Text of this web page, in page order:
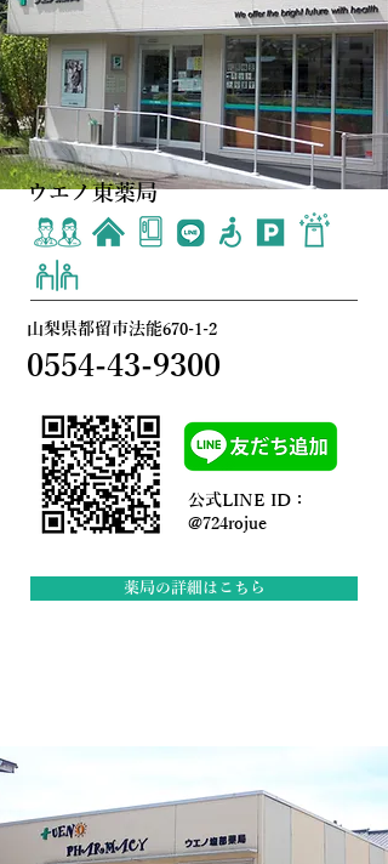
ウエノ東薬局
山梨県都留市法能670-1-2
0554-43-9300
公式LINE ID：
@724rojue
薬局の詳細はこちら